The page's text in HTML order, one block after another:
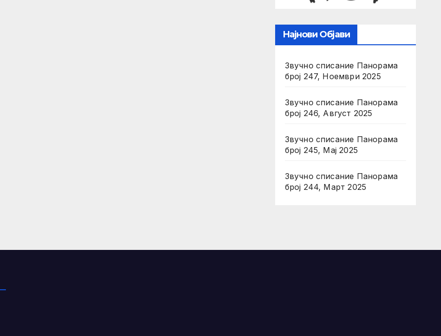
Најнови Објави
Звучно списание Панорама
број 247, Ноември 2025
Звучно списание Панорама
број 246, Август 2025
Звучно списание Панорама
број 245, Мај 2025
Звучно списание Панорама
број 244, Март 2025